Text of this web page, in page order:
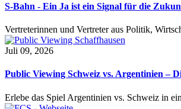
S-Bahn - Ein Ja ist ein Signal für die
Vertreterinnen und Vertreter aus Politik,
Juli 09, 2026
Public Viewing Schweiz vs. Argentinien –
Erlebe das Spiel Argentinien vs. Schweiz in